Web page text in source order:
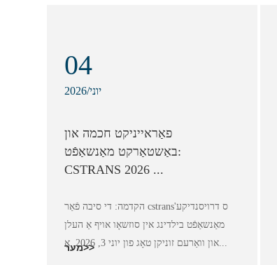
04
2026/יוני
פאַראייניקט חכמה און
באַשטאַרקט מאַנשאַפֿט:
CSTRANS 2026 ...
הקדמה: די סיבה פֿאַר cstrans'ס דרויסנדיקע
מאַנשאַפֿט בילדינג אין סוזשאָו אויף אַ העלן
און וואַרעם זוניקן טאָג פון יוני 3, 2026, אַ...
מער>>